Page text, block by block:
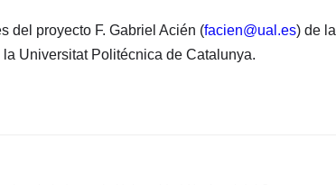
del proyecto F. Gabriel Acién (facien@ual.es) de la
la Universitat Politécnica de Catalunya.